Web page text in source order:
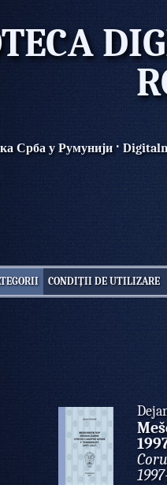
Срба у Румунији·
CONDIȚII DE UTILIZARE